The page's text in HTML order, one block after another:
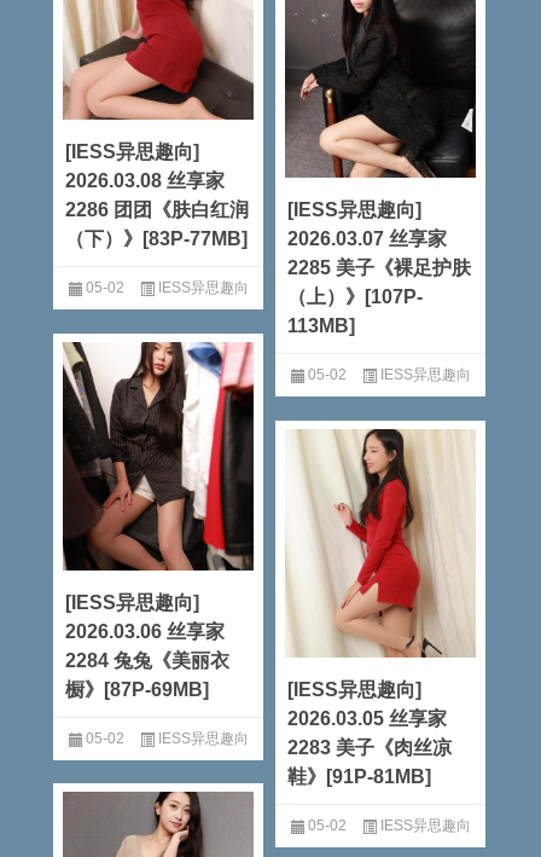
[IESS异思趣向]
2026.03.08 丝享家
2286 团团《肤白红润
（下）》[83P-77MB]
05-02 IESS异思趣向
阅读全文
[IESS异思趣向]
2026.03.07 丝享家
2285 美子《裸足护肤
（上）》[107P-
113MB]
05-02 IESS异思趣向
阅读全文
[IESS异思趣向]
2026.03.06 丝享家
2284 兔兔《美丽衣
橱》[87P-69MB]
05-02 IESS异思趣向
阅读全文
[IESS异思趣向]
2026.03.05 丝享家
2283 美子《肉丝凉
鞋》[91P-81MB]
05-02 IESS异思趣向